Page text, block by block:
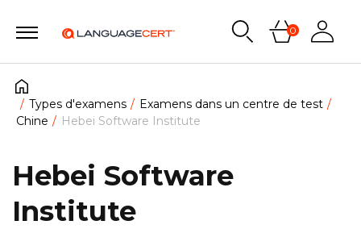
0
Types d'examens
Examens dans un centre de test
Chine
Hebei Software Institute
Hebei Software
Institute